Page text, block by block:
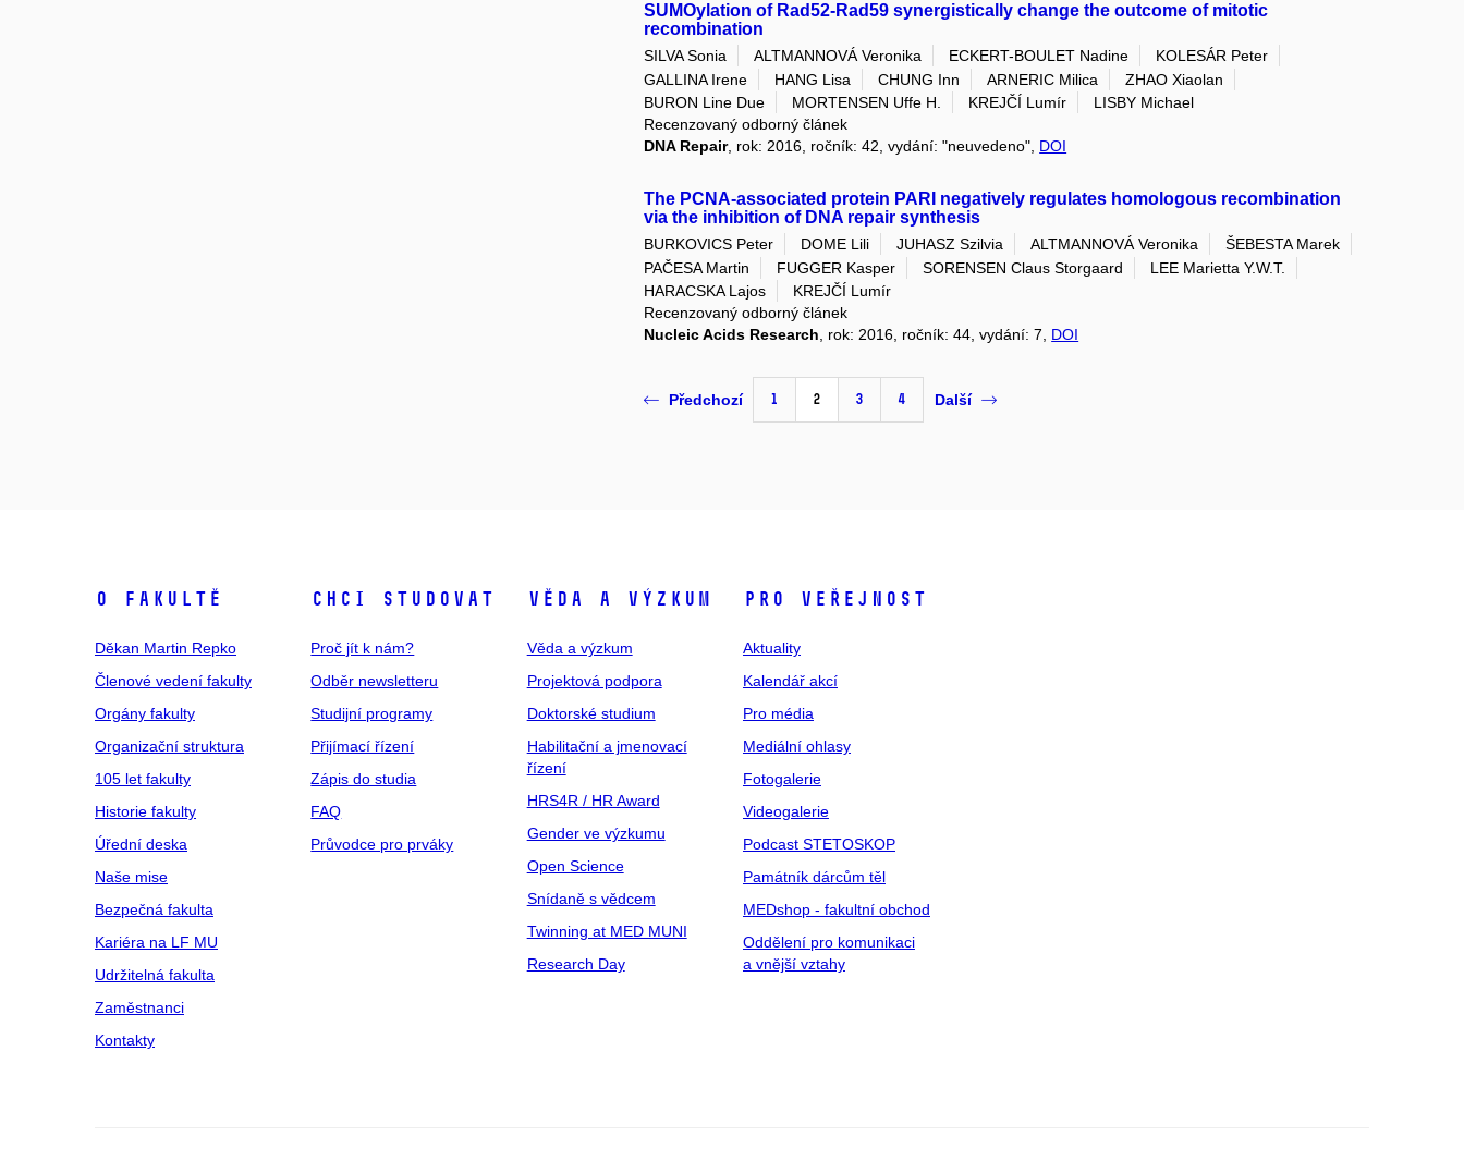
SUMOylation of Rad52-Rad59 synergistically change the outcome of mitotic
recombination
SILVA Sonia ALTMANNOVÁ Veronika ECKERT-BOULET Nadine
KOLESÁR Peter
GALLINA Irene
HANG Lisa CHUNG Inn ARNERIC Milica
ZHAO Xiaolan
BURON Line Due
MORTENSEN Uffe H. KREJČÍ Lumír
LISBY Michael
Recenzovaný odborný článek
DNA Repair, rok: 2016, ročník: 42, vydání: "neuvedeno", DOI
The PCNA-associated protein PARI negatively regulates homologous recombination
via the inhibition of DNA repair synthesis
BURKOVICS Peter DOME Lili JUHASZ Szilvia ALTMANNOVÁ Veronika
ŠEBESTA Marek
PAČESA Martin
FUGGER Kasper SORENSEN Claus Storgaard
LEE Marietta Y.W.T.
HARACSKA Lajos
KREJČÍ Lumír
Recenzovaný odborný článek
Nucleic Acids Research , rok: 2016, ročník: 44, vydání: 7, DOI
Předchozí 1 2 3 4 Další
O fakultě
Děkan Martin Repko
Členové vedení fakulty
Orgány fakulty
Organizační struktura
105 let fakulty
Historie fakulty
Úřední deska
Naše mise
Bezpečná fakulta
Kariéra na LF MU
Udržitelná fakulta
Zaměstnanci
Kontakty
Chci studovat
Proč jít k nám?
Odběr newsletteru
Studijní programy
Přijímací řízení
Zápis do studia
FAQ
Průvodce pro prváky
Věda a výzkum
Věda a výzkum
Projektová podpora
Doktorské studium
Habilitační a jmenovací
řízení
HRS4R / HR Award
Gender ve výzkumu
Open Science
Snídaně s vědcem
Twinning at MED MUNI
Research Day
Pro veřejnost
Aktuality
Kalendář akcí
Pro média
Mediální ohlasy
Fotogalerie
Videogalerie
Podcast STETOSKOP
Památník dárcům těl
MEDshop - fakultní obchod
Oddělení pro komunikaci
a vnější vztahy